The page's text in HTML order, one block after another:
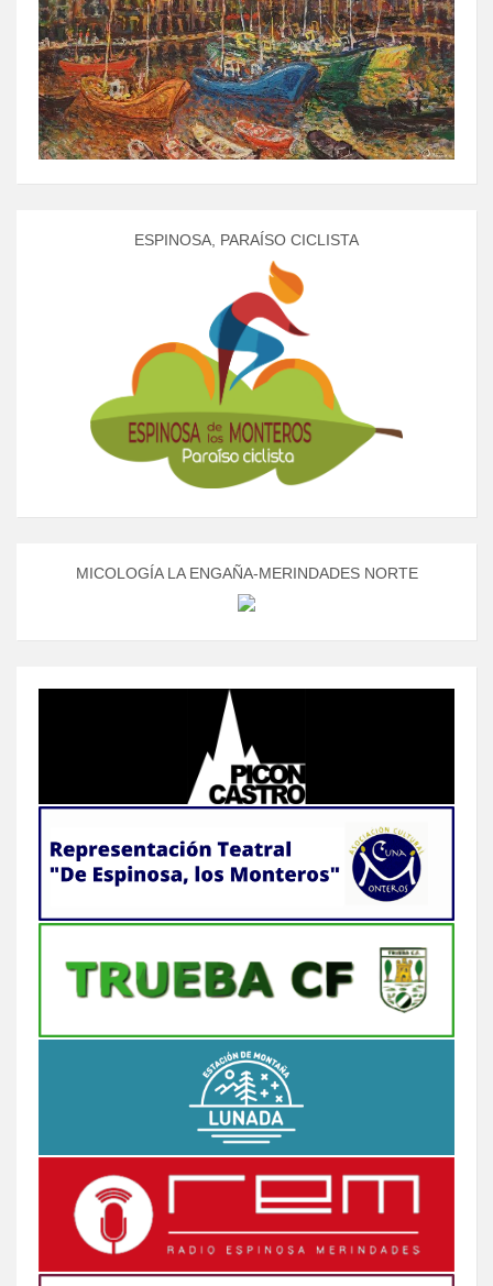
ESPINOSA, PARAÍSO CICLISTA
MICOLOGÍA LA ENGAÑA-MERINDADES NORTE